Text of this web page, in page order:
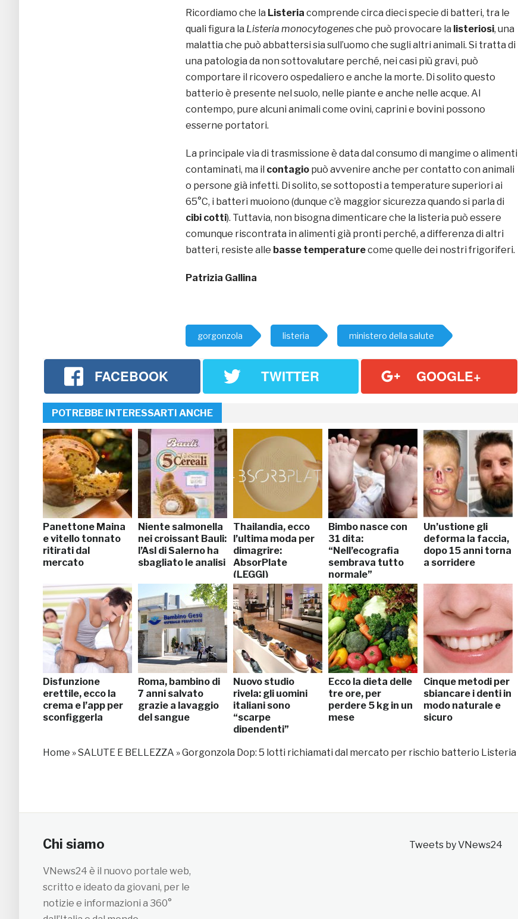
Ricordiamo che la Listeria comprende circa dieci specie di batteri, tra le
quali figura la Listeria monocytogenesche può provocare la listeriosi, una
malattia che può abbattersi sia sull’uomo che sugli altri animali. Si tratta di
una patologia da non sottovalutare perché, nei casi più gravi, può
comportare il ricovero ospedaliero e anche la morte. Di solito questo
batterio è presente nel suolo, nelle piante e anche nelle acque. Al
contempo, pure alcuni animali come ovini, caprini e bovini possono
esserne portatori.
La principale via di trasmissione è data dal consumo di mangime o alimenti
contaminati, ma il contagio può avvenire anche per contatto con animali
o persone già infetti. Di solito, se sottoposti a temperature superiori ai
65°C, i batteri muoiono (dunque c’è maggior sicurezza quando si parla di
cibi cotti). Tuttavia, non bisogna dimenticare che la listeria può essere
comunque riscontrata in alimenti già pronti perché, a differenza di altri
batteri, resiste alle basse temperaturecome quelle dei nostri frigoriferi.
Patrizia Gallina
gorgonzola listeria ministero della salute
FACEBOOK TWITTER GOOGLE+
POTREBBE INTERESSARTI ANCHE
Panettone Maina
e vitello tonnato
ritirati dal
mercato
Niente salmonella
nei croissant Bauli:
l’Asl di Salerno ha
sbagliato le analisi
Thailandia, ecco
l’ultima moda per
dimagrire:
AbsorPlate
(LEGGI)
Bimbo nasce con
31 dita:
“Nell’ecografia
sembrava tutto
normale”
Un’ustione gli
deforma la faccia,
dopo 15 anni torna
a sorridere
Disfunzione
erettile, ecco la
crema e l’app per
sconfiggerla
Roma, bambino di
7 anni salvato
grazie a lavaggio
del sangue
Nuovo studio
rivela: gli uomini
italiani sono
“scarpe
dipendenti”
Ecco la dieta delle
tre ore, per
perdere 5 kg in un
mese
Cinque metodi per
sbiancare i denti in
modo naturale e
sicuro
Home »SALUTE E BELLEZZA »Gorgonzola Dop: 5 lotti richiamati dal mercato per rischio batterio Listeria
Chi siamo
VNews24 è il nuovo portale web,
scritto e ideato da giovani, per le
notizie e informazioni a 360°
Tweets by VNews24